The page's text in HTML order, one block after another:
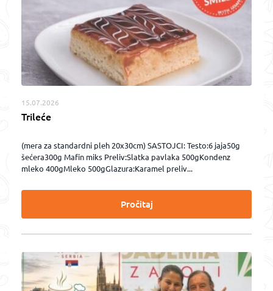
15.07.2026
Trileće
(mera za standardni pleh 20x30cm) SASTOJCI: Testo:6 jaja50g
šećera300g Mafin miks Preliv:Slatka pavlaka 500gKondenz
mleko 400gMleko 500gGlazura:Karamel preliv...
Pročitaj